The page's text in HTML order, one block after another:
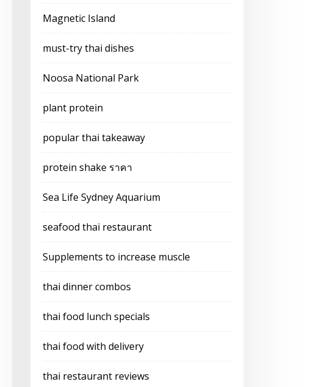
Magnetic Island
must-try thai dishes
Noosa National Park
plant protein
popular thai takeaway
protein shake ราคา
Sea Life Sydney Aquarium
seafood thai restaurant
Supplements to increase muscle
thai dinner combos
thai food lunch specials
thai food with delivery
thai restaurant reviews